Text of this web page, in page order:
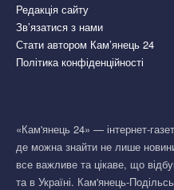
Редакція сайту
Зв’язатися з нами
Стати автором Кам’янець 24
Політика конфіденційності
«Кам'янець 24» — інтернет-
де можна знайти не лише
все важливе та цікаве, що
та в Україні. Кам'янець-